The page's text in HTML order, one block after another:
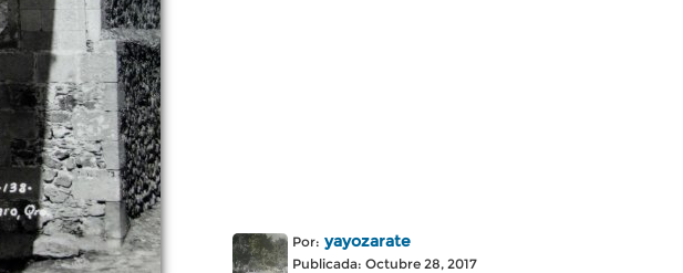
Por: yayozarate
Publicada: Octubre 28, 2017